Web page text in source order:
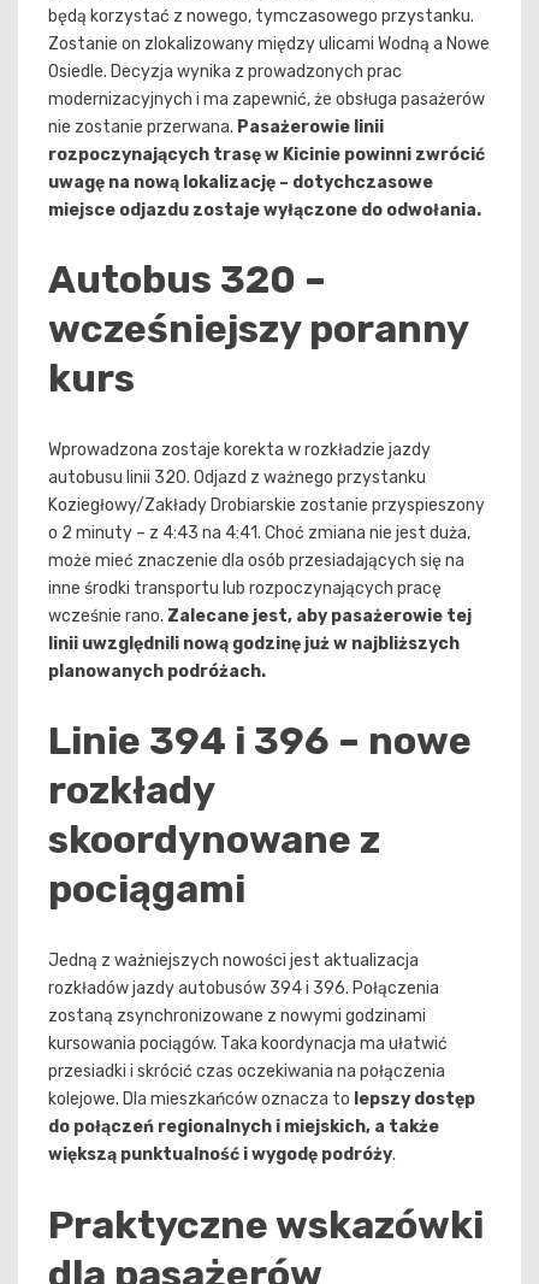
będą korzystać z nowego, tymczasowego przystanku.
Zostanie on zlokalizowany między ulicami Wodną a Nowe
Osiedle. Decyzja wynika z prowadzonych prac
modernizacyjnych i ma zapewnić, że obsługa pasażerów
nie zostanie przerwana. Pasażerowie linii
rozpoczynających trasę w Kicinie powinni zwrócić
uwagę na nową lokalizację – dotychczasowe
miejsce odjazdu zostaje wyłączone do odwołania.
Autobus 320 –
wcześniejszy poranny
kurs
Wprowadzona zostaje korekta w rozkładzie jazdy
autobusu linii 320. Odjazd z ważnego przystanku
Koziegłowy/Zakłady Drobiarskie zostanie przyspieszony
o 2 minuty – z 4:43 na 4:41. Choć zmiana nie jest duża,
może mieć znaczenie dla osób przesiadających się na
inne środki transportu lub rozpoczynających pracę
wcześnie rano. Zalecane jest, aby pasażerowie tej
linii uwzględnili nową godzinę już w najbliższych
planowanych podróżach.
Linie 394 i 396 – nowe
rozkłady
skoordynowane z
pociągami
Jedną z ważniejszych nowości jest aktualizacja
rozkładów jazdy autobusów 394 i 396. Połączenia
zostaną zsynchronizowane z nowymi godzinami
kursowania pociągów. Taka koordynacja ma ułatwić
przesiadki i skrócić czas oczekiwania na połączenia
kolejowe. Dla mieszkańców oznacza to lepszy dostęp
do połączeń regionalnych i miejskich, a także
większą punktualność i wygodę podróży.
Praktyczne wskazówki
dla pasażerów